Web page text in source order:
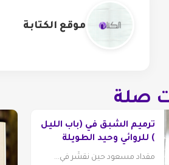
موقع الكتابة
صلة
ترميم الشبق في (باب الليل
) للروائي وحيد الطويلة
مقداد مسعود حين نقشّر في...